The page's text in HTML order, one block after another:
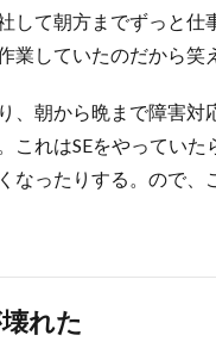
して朝方までずっと仕
していたのだから笑
、朝から晩まで障害対
これはSEをやってい
なったりする。ので、
れた